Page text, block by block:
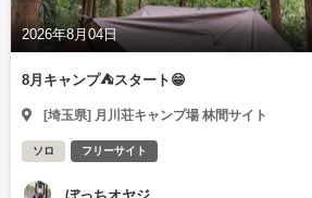
2026年8月04日
8月キャンプ⛺️スタート😁
[埼玉県] 月川荘キャンプ場 林間サイト
ソロ フリーサイト